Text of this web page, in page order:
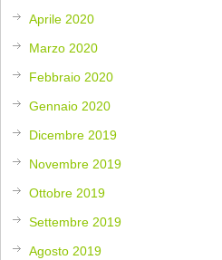
Aprile 2020
Marzo 2020
Febbraio 2020
Gennaio 2020
Dicembre 2019
Novembre 2019
Ottobre 2019
Settembre 2019
Agosto 2019